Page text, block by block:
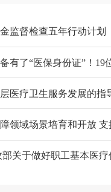
监督检查五年行动计
有了“医保身份证”！
医疗卫生服务发展的指
障领域场景培育和开放
部关于做好职工基本医